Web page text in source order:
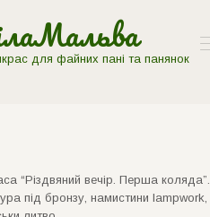
для файних пані та панянок
“Рiздвяний вечiр. Перша коляда”.
пiд бронзу, намистини lampwоrk,